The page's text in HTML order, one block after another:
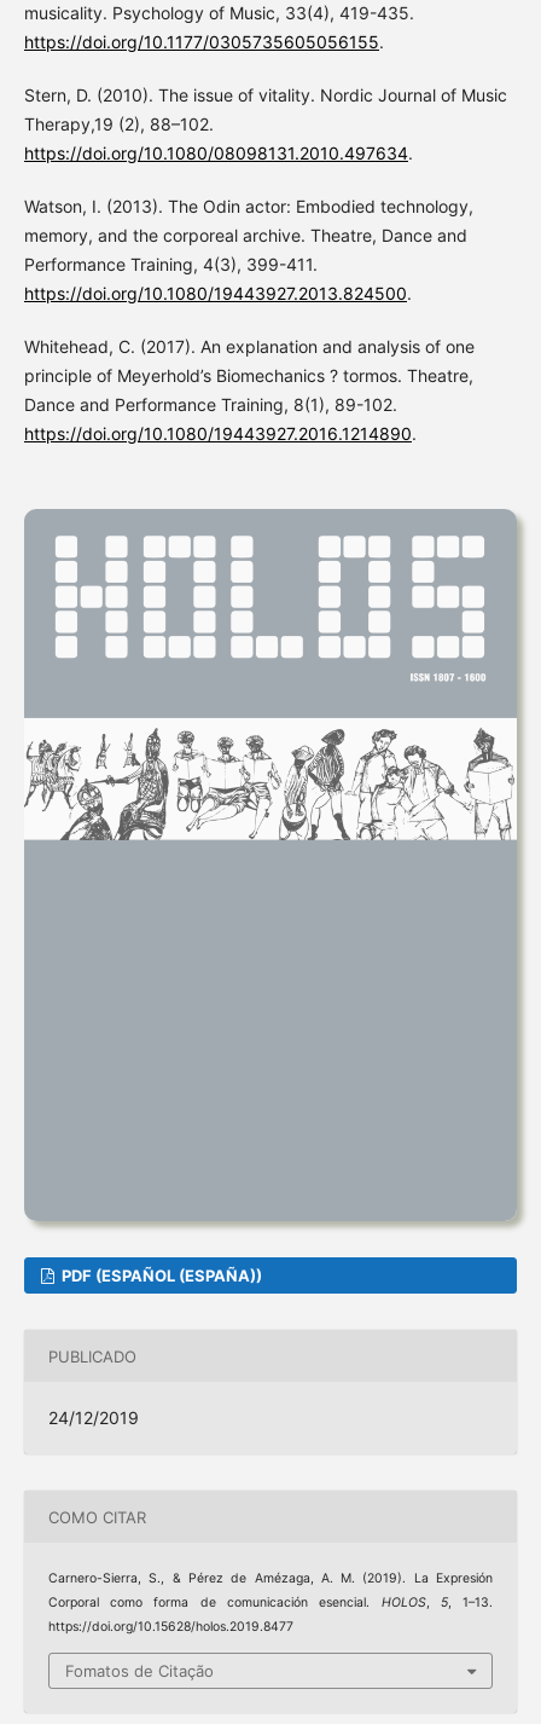
musicality. Psychology of Music, 33(4), 419-435.
https://doi.org/10.1177/0305735605056155.
Stern, D. (2010). The issue of vitality. Nordic Journal of Music
Therapy,19 (2), 88–102.
https://doi.org/10.1080/08098131.2010.497634.
Watson, I. (2013). The Odin actor: Embodied technology,
memory, and the corporeal archive. Theatre, Dance and
Performance Training, 4(3), 399-411.
https://doi.org/10.1080/19443927.2013.824500.
Whitehead, C. (2017). An explanation and analysis of one
principle of Meyerhold’s Biomechanics ? tormos. Theatre,
Dance and Performance Training, 8(1), 89-102.
https://doi.org/10.1080/19443927.2016.1214890.
PDF (ESPAÑOL (ESPAÑA))
PUBLICADO
24/12/2019
COMO CITAR
Carnero-Sierra, S., & Pérez de Amézaga, A. M. (2019). La Expresión
Corporal como forma de comunicación esencial. HOLOS, 5, 1–13.
https://doi.org/10.15628/holos.2019.8477
Fomatos de Citação